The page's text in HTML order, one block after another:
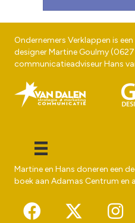
Ondernemers Verklappen is
designerMartine Goulmy(
communicatieadviseurHans
Martine en Hans doneren een
boek aan Adamas Centrum en